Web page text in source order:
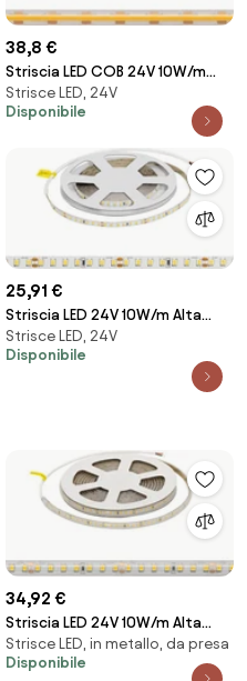
38,8 €
Striscia LED COB 24V 10W/m
CRI>90 Professionale IP67 - 5
metri
Strisce LED, 24V
Disponibile
25,91 €
Striscia LED 24V 10W/m Alta
Efficienza Professionale - IP20 -
5 metri
Strisce LED, 24V
Disponibile
34,92 €
Striscia LED 24V 10W/m Alta
Efficienza Professionale - IP67 -
5 metri
Strisce LED, in metallo, da presa
Disponibile